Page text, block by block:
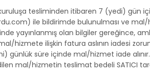
tesliminden itibaren 7 (yedi) gün
ile bildirimde bulunulması ve
yayınlanmış olan bilgiler gereğince,
hizmete ilişkin fatura aslının iadesi
süre içinde mal/hizmet iade alınır.
mal/hizmetin teslimat bedeli SATICI